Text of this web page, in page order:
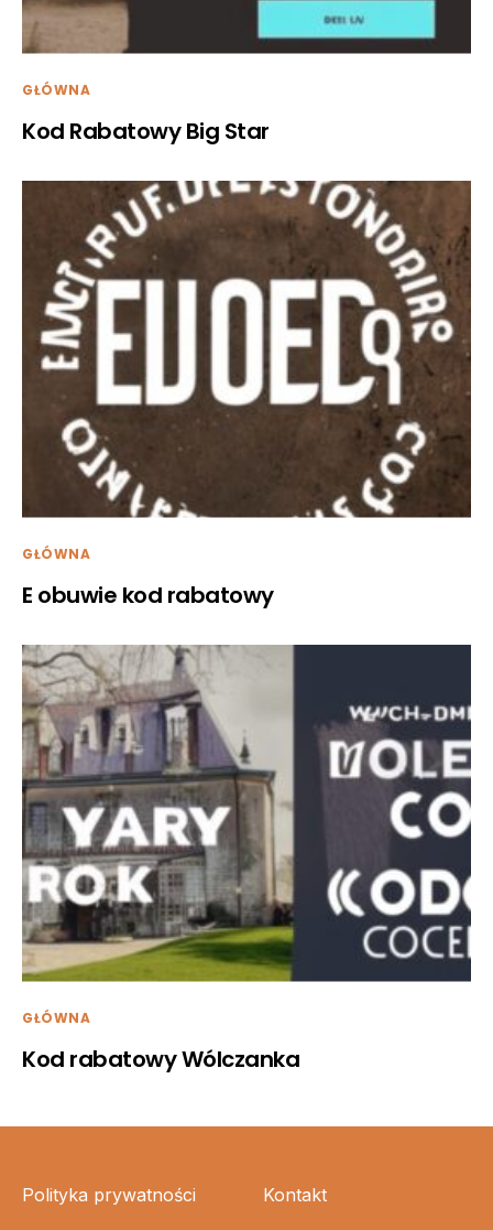
GŁÓWNA
Kod Rabatowy Big Star
GŁÓWNA
E obuwie kod rabatowy
GŁÓWNA
Kod rabatowy Wólczanka
Polityka prywatności Kontakt